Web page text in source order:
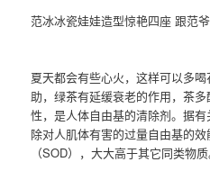
范冰冰瓷娃娃造型惊艳四座 跟范
夏天都会有些心火，这样可以多
助，绿茶有延缓衰老的作用，茶
性，是人体自由基的清除剂。据
除对人肌体有害的过量自由基的
（SOD），大大高于其它同类物质